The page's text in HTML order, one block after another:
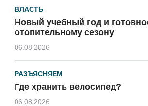
ВЛАСТЬ
Новый учебный год и
отопительному сезону
06.08.2026
РАЗЪЯСНЯЕМ
Где хранить велосипед?
06.08.2026